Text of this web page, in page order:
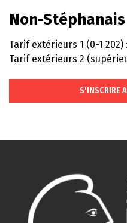
Non-Stéphanais
Tarif extérieurs 1 (0-1 202)
Tarif extérieurs 2
S'INSCRIRE